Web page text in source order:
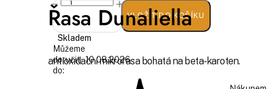
VLOŽIT DO KOŠÍKU
Skladem
Můžeme
doručit
do:
10.08.2026
Řasa Dunaliella
antioxidační mikrořasa bohatá na beta-karoten.